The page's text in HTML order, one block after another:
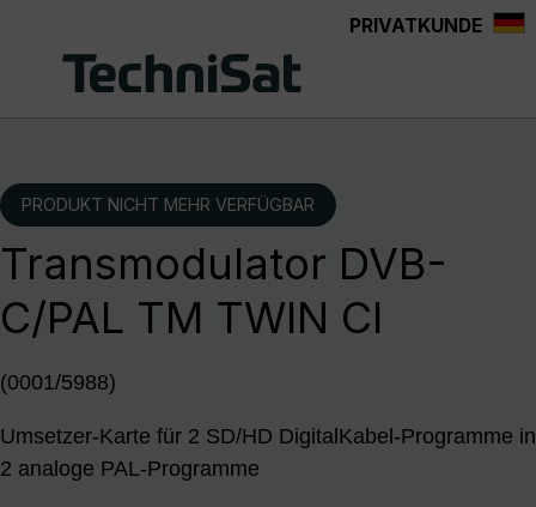
PRIVATKUNDE
PRODUKT NICHT MEHR VERFÜGBAR
Transmodulator DVB-
C/PAL TM TWIN CI
(0001/5988)
Umsetzer-Karte für 2 SD/HD DigitalKabel-Programme in
2 analoge PAL-Programme